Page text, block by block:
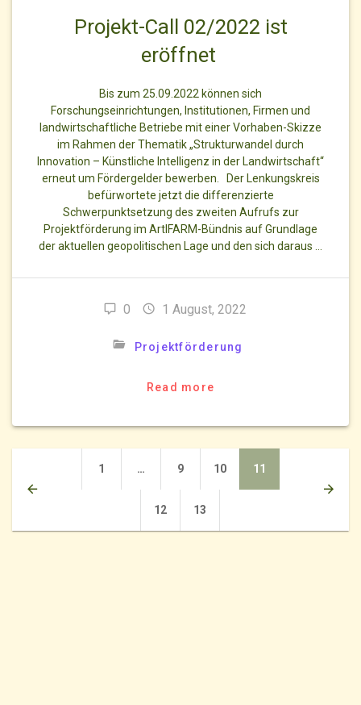
Projekt-Call 02/2022 ist
eröffnet
Bis zum 25.09.2022 können sich
Forschungseinrichtungen, Institutionen, Firmen und
landwirtschaftliche Betriebe mit einer Vorhaben-Skizze
im Rahmen der Thematik „Strukturwandel durch
Innovation – Künstliche Intelligenz in der Landwirtschaft“
erneut um Fördergelder bewerben. Der Lenkungskreis
befürwortete jetzt die differenzierte
Schwerpunktsetzung des zweiten Aufrufs zur
Projektförderung im ArtIFARM-Bündnis auf Grundlage
der aktuellen geopolitischen Lage und den sich daraus …
0 1 August, 2022
Projektförderung
Read more
navigation
Page
1 … Page
9 Page
10 Page
11
Page
12 Page
13